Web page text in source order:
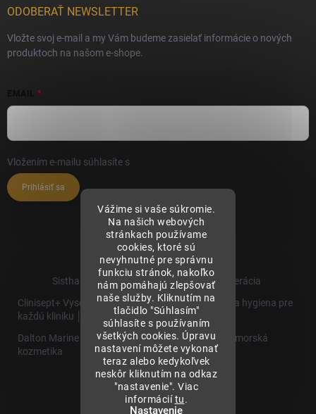
Vážime si vaše súkromie.
Na našich webových
stránkach používame
cookies, ktoré sú
nevyhnutné pre správnu
funkciu stránok, nakoľko
nám pomáhajú zlepšovať
naše služby. Kliknutím na
tlačidlo "Súhlasím"
súhlasíte s používaním
všetkých cookies. Úpravu
nastavení môžete vykonať
teraz alebo kedykoľvek
neskôr kliknutím na odkaz
"nastavenie". Viac
informáciítu.
Nastavenie
ODOBERAŤ NEWSLETTER
Vložte svoj e-mail a my Vám budeme zasielať informácie o nových
produktoch na našom e-shope.
Vložením e-mailu súhlasíte s
Prihlásiť sa
Sisthaema.sk - Skutočná Dermálna Regenerácia
Clinisept+ Vysoko účinné čistenie a antimikrobiálna hygiena pre
každú kliniku │
Dalton Marine Cosmetics - Kvalitná profesionálna morská
kozmetika
Sisthaema
Hevo T
│Skutočná